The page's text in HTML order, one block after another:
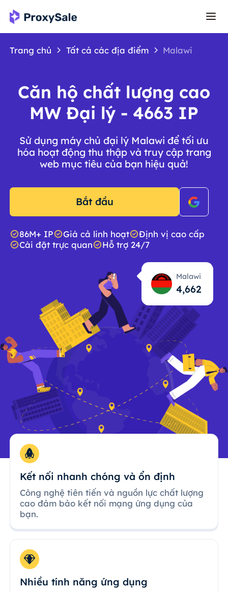
Trang chủ Tất cả các địa điểm Malawi
Căn hộ chất lượng cao
MW Đại lý - 4663 IP
Sử dụng máy chủ đại lý Malawi để tối ưu
hóa hoạt động thu thập và truy cập trang
web mục tiêu của bạn hiệu quả!
Bắt đầu
86M+ IP Giá cả linh hoạt
Định vị cao cấp
Cài đặt trực quan
Hỗ trợ 24/7
Malawi
4,663
Kết nối nhanh chóng và ổn định
Công nghệ tiên tiến và nguồn lực chất lượng
cao đảm bảo kết nối mạng ứng dụng của
bạn.
Nhiều tính năng ứng dụng